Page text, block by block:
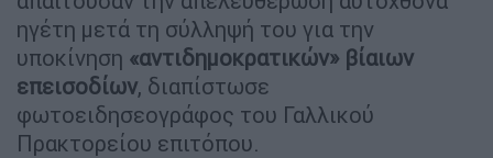
ηγέτη μετά τη σύλληψή του για την
υποκίνηση «αντιδημοκρατικών» βίαιων
επεισοδίων, διαπίστωσε
φωτοειδησεογράφος του Γαλλικού
Πρακτορείου επιτόπου.